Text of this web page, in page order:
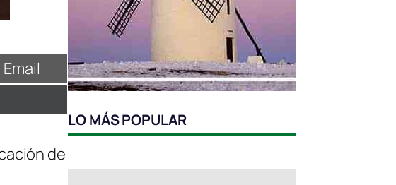
Compartir
en
Email
de
LO MÁS POPULAR